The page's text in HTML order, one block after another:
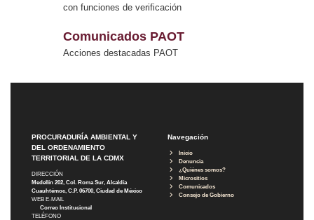
con funciones de verificación
Comunicados PAOT
Acciones destacadas PAOT
PROCURADURÍA AMBIENTAL Y
DEL ORDENAMIENTO
TERRITORIAL DE LA CDMX
DIRECCIÓN
Medellín 202, Col. Roma Sur, Alcaldía
Cuauhtémoc, C.P. 06700, Ciudad de México
WEB E-MAIL
Correo Institucional
TELÉFONO
Navegación
Inicio
Denuncia
¿Quiénes somos?
Micrositios
Comunicados
Consejo de Gobierno